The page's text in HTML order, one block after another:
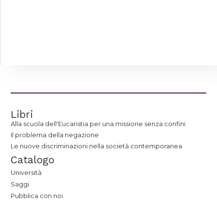
Libri
Alla scuola dell'Eucaristia per una missione senza confini
Il problema della negazione
Le nuove discriminazioni nella società contemporanea
Catalogo
Università
Saggi
Pubblica con noi